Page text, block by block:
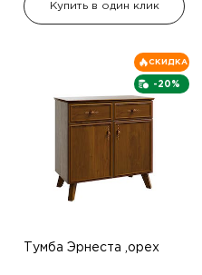
Купить в один клик
-20%
СКИДКА
Тумба Эрнеста ,орех